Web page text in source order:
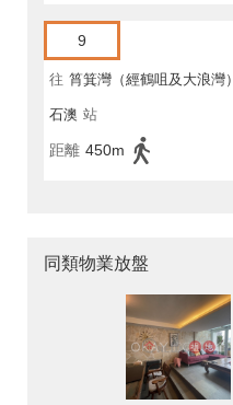
9
往 筲箕灣（經鶴咀及大浪灣）
石澳 站
距離 450m
同類物業放盤